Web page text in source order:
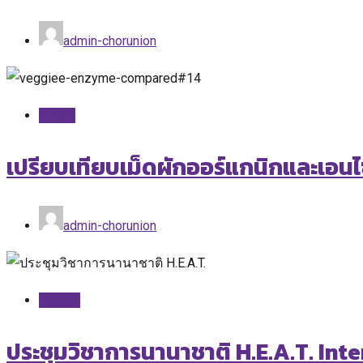
admin-chorunion
เปรียบเทียบเม็ดผักออร์แกนิกและเอน
admin-chorunion
ประชุมวิชาการนานาชาติ H.E.A.T.